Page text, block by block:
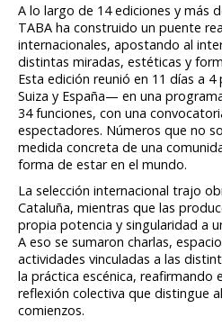
A lo largo de 14 ediciones y más
TABA ha construido un puente
internacionales, apostando al
distintas miradas, estéticas y
Esta edición reunió en 11 días a
Suiza y España— en una
34 funciones, con una
espectadores. Números que no
medida concreta de una
forma de estar en el mundo.
La selección internacional trajo
Cataluña, mientras que las
propia potencia y singularidad a
A eso se sumaron charlas,
actividades vinculadas a las
la práctica escénica, reafirmando
reflexión colectiva que distingue
comienzos.